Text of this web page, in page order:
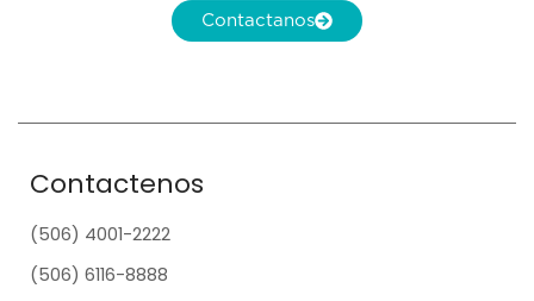
Contactanos
Contactenos
(506) 4001-2222
(506) 6116-8888